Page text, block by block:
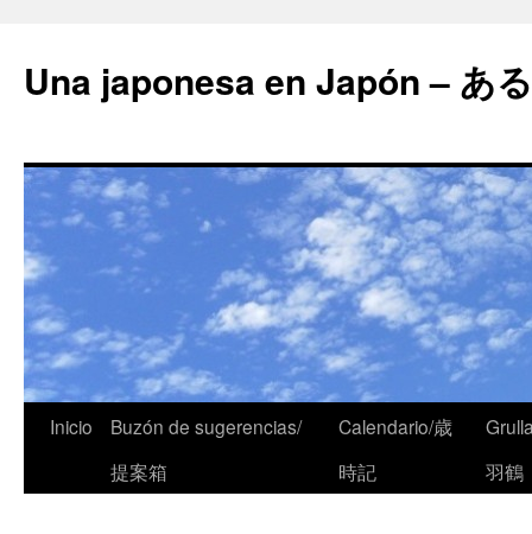
Una japonesa en Japón – あ
Inicio
Buzón de sugerencias/
提案箱
Calendario/歳
時記
羽鶴